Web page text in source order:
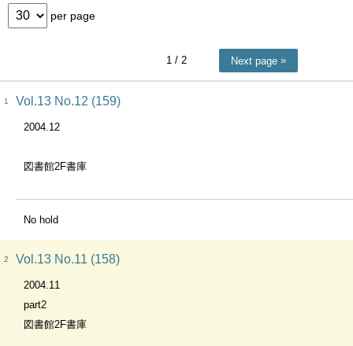
per page
1 / 2 Next page
1 Vol.13 No.12 (159)
2004.12
図書館2F書庫
No hold
2 Vol.13 No.11 (158)
2004.11
part2
図書館2F書庫